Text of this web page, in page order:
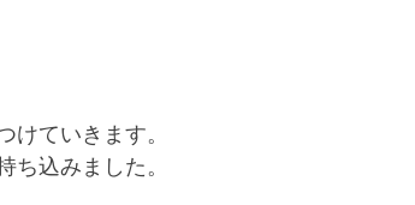
けていきます。
ち込みました。